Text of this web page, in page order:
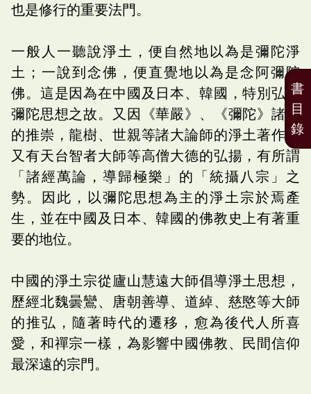
也是修行的重要法門。
一般人一聽說淨土，便自然地以為是彌陀淨
土；一說到念佛，便直覺地以為是念阿彌陀
佛。這是因為在中國及日本、韓國，特別弘揚
彌陀思想之故。又因《華嚴》、《彌陀》諸經
的推崇，龍樹、世親等諸大論師的淨土著作，
又有天台智者大師等高僧大德的弘揚，有所謂
「諸經萬論，導歸極樂」的「統攝八宗」之
勢。因此，以彌陀思想為主的淨土宗於焉產
生，並在中國及日本、韓國的佛教史上有著重
要的地位。
中國的淨土宗從廬山慧遠大師倡導淨土思想，
歷經北魏曇鸞、唐朝善導、道綽、慈愍等大師
的推弘，隨著時代的遷移，愈為後代人所喜
愛，和禪宗一樣，為影響中國佛教、民間信仰
最深遠的宗門。
書
目
錄